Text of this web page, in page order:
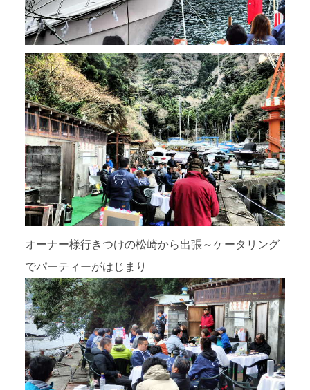
オーナー様行きつけの松崎から出張～ケータリング
でパーティーがはじまり